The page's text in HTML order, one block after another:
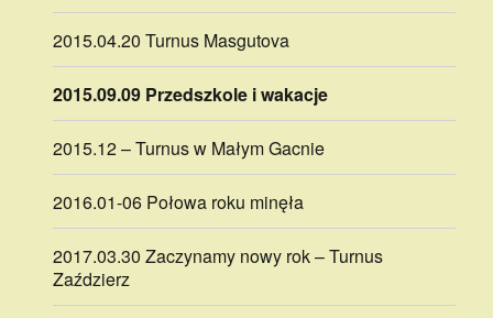
2015.04.20 Turnus Masgutova
2015.09.09 Przedszkole i wakacje
2015.12 – Turnus w Małym Gacnie
2016.01-06 Połowa roku minęła
2017.03.30 Zaczynamy nowy rok – Turnus
Zaździerz